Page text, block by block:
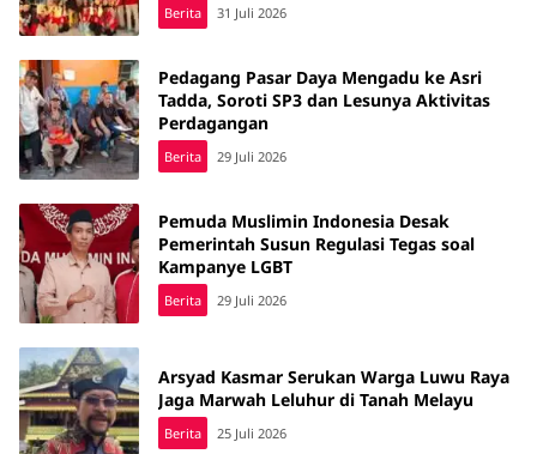
Berita 31 Juli 2026
Pedagang Pasar Daya Mengadu ke Asri
Tadda, Soroti SP3 dan Lesunya Aktivitas
Perdagangan
Berita 29 Juli 2026
Pemuda Muslimin Indonesia Desak
Pemerintah Susun Regulasi Tegas soal
Kampanye LGBT
Berita 29 Juli 2026
Arsyad Kasmar Serukan Warga Luwu Raya
Jaga Marwah Leluhur di Tanah Melayu
Berita 25 Juli 2026